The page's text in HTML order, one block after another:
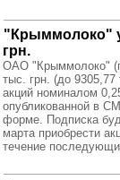
"Крыммолоко"
грн.
ОАО "Крыммолоко"
тыс. грн. (до
акций номиналом
опубликованной в
форме. Подписка
марта приобрести
течение